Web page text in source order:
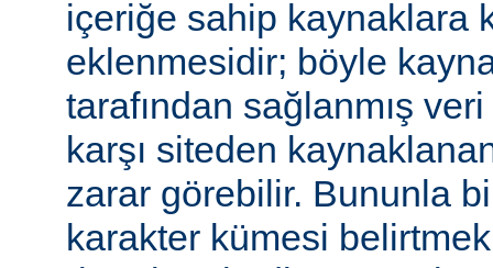
içeriğe sahip kaynaklara
eklenmesidir; böyle
tarafından sağlanmış
karşı siteden
zarar görebilir. Bununla
karakter kümesi